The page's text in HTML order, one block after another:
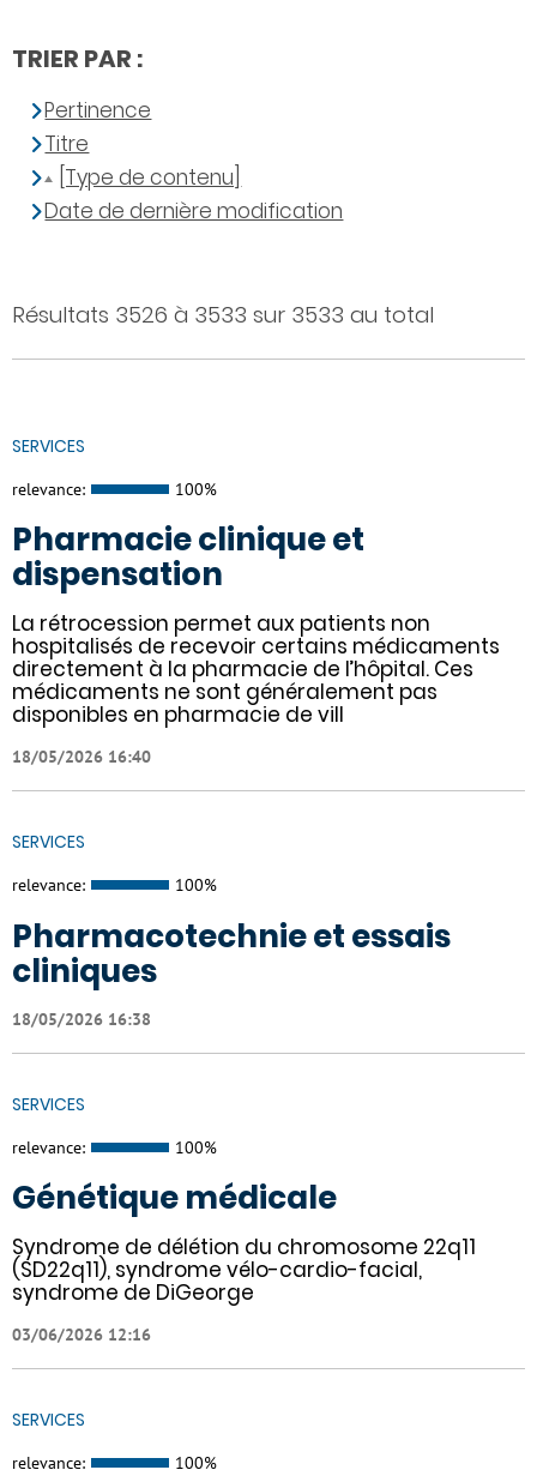
Résultats 3526 à 3533 sur 3533 au total
SERVICES
relevance: 100%
Pharmacie clinique et
dispensation
La rétrocession permet aux patients non
hospitalisés de recevoir certains médicaments
directement à la pharmacie de l’hôpital. Ces
médicaments ne sont généralement pas
disponibles en pharmacie de vill
18/05/2026 16:40
SERVICES
relevance: 100%
Pharmacotechnie et essais
cliniques
18/05/2026 16:38
SERVICES
relevance: 100%
Génétique médicale
Syndrome de délétion du chromosome 22q11
(SD22q11), syndrome vélo-cardio-facial,
syndrome de DiGeorge
03/06/2026 12:16
SERVICES
relevance: 100%
TRIER PAR :
Pertinence
Titre
[Type de contenu]
Date de dernière modification